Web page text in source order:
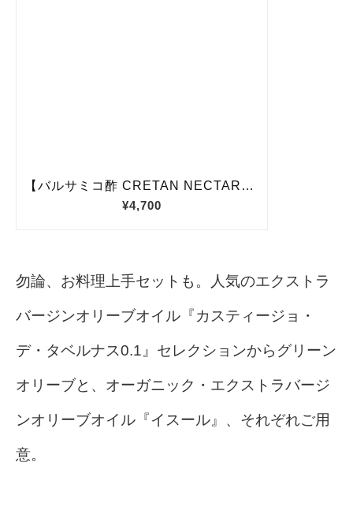
勿論、お料理上手セットも。人気のエクストラ
バージンオリーブオイル『カスティージョ・
デ・タベルナス0.1』セレクションからグリーン
オリーブと、オーガニック・エクストラバージ
ンオリーブオイル『イスール』、それぞれご用
意。